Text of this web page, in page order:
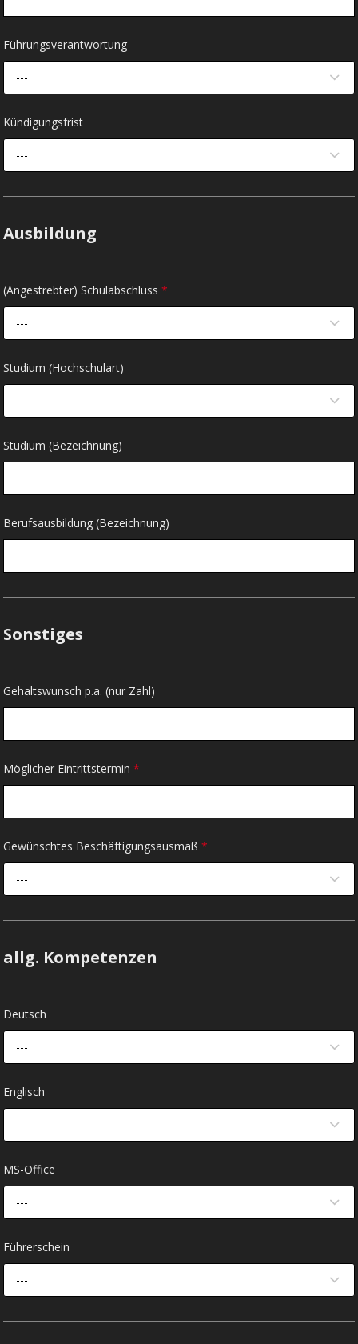
Führungsverantwortung
---
Kündigungsfrist
---
Ausbildung
(Angestrebter) Schulabschluss*
---
Studium (Hochschulart)
---
Studium (Bezeichnung)
Berufsausbildung (Bezeichnung)
Sonstiges
Gehaltswunsch p.a. (nur Zahl)
Möglicher Eintrittstermin*
Gewünschtes Beschäftigungsausmaß*
---
allg. Kompetenzen
Deutsch
---
Englisch
---
MS-Office
---
Führerschein
---